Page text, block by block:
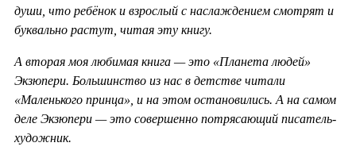
души, что ребёнок и взрослый с наслаждением смотрят и
буквально растут, читая эту книгу.
А вторая моя любимая книга — это «Планета людей»
Экзюпери. Большинство из нас в детстве читали
«Маленького принца», и на этом остановились. А на самом
деле Экзюпери — это совершенно потрясающий писатель-
художник.